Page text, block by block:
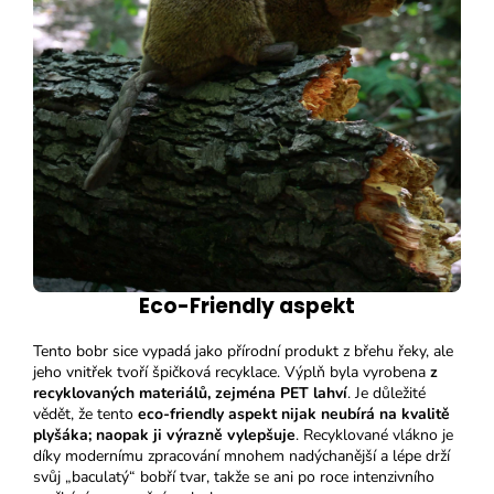
Eco-Friendly aspekt
Tento bobr sice vypadá jako přírodní produkt z břehu řeky, ale
jeho vnitřek tvoří špičková recyklace. Výplň byla vyrobena z
recyklovaných materiálů, zejména PET lahví. Je důležité
vědět, že tento eco-friendly aspekt nijak neubírá na kvalitě
plyšáka; naopak ji výrazně vylepšuje. Recyklované vlákno je
díky modernímu zpracování mnohem nadýchanější a lépe drží
svůj „baculatý“ bobří tvar, takže se ani po roce intenzivního